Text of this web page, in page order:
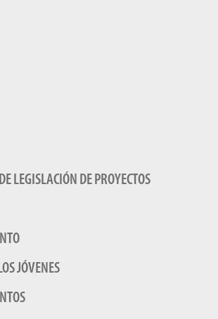
LEGISLACIÓN DE PROYECTOS
JÓVENES